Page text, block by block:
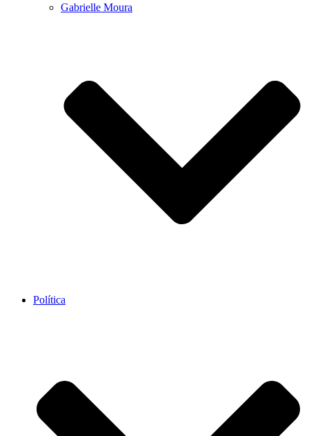
Gabrielle Moura
Política